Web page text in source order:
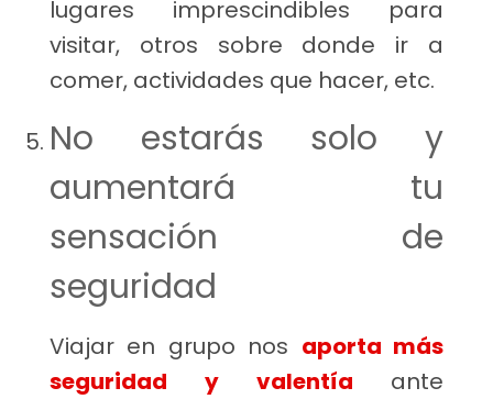
lugares imprescindibles para
visitar, otros sobre donde ir a
comer, actividades que hacer, etc.
No estarás solo y
aumentará tu
sensación de
seguridad
Viajar en grupo nos aporta más
seguridad y valentía ante